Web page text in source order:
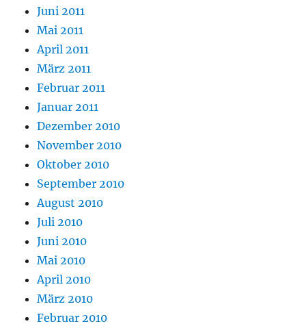
Juni 2011
Mai 2011
April 2011
März 2011
Februar 2011
Januar 2011
Dezember 2010
November 2010
Oktober 2010
September 2010
August 2010
Juli 2010
Juni 2010
Mai 2010
April 2010
März 2010
Februar 2010